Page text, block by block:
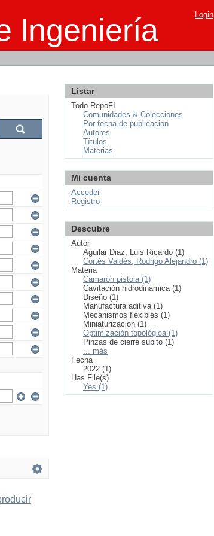
Ingeniería Login
Listar
Todo RepoFI
Comunidades & Colecciones
Por fecha de publicación
Autores
Títulos
Materias
Mi cuenta
Acceder
Registro
Descubre
Autor
Aguilar Diaz, Luis Ricardo (1)
Cortés Valdés, Rodrigo Alejandro (1)
Materia
Camarón pistola (1)
Cavitación hidrodinámica (1)
Diseño (1)
Manufactura aditiva (1)
Mecanismos flexibles (1)
Miniaturización (1)
Optimización topológica (1)
Pinzas de cierre súbito (1)
... más
Fecha
2022 (1)
Has File(s)
Yes (1)